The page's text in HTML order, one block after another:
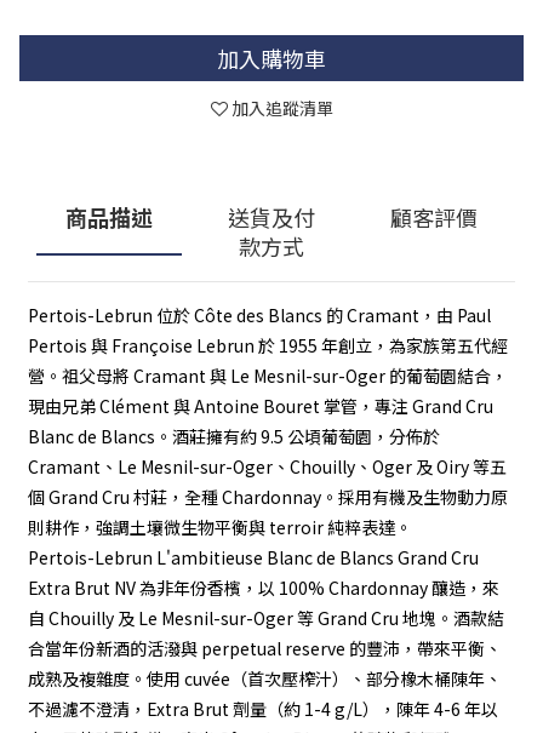
加入購物車
加入追蹤清單
商品描述
送貨及付
款方式
顧客評價
Pertois-Lebrun 位於 Côte des Blancs 的 Cramant，由 Paul
Pertois 與 Françoise Lebrun 於 1955 年創立，為家族第五代經
營。祖父母將 Cramant 與 Le Mesnil-sur-Oger 的葡萄園結合，
現由兄弟 Clément 與 Antoine Bouret 掌管，專注 Grand Cru
Blanc de Blancs。酒莊擁有約 9.5 公頃葡萄園，分佈於
Cramant、Le Mesnil-sur-Oger、Chouilly、Oger 及 Oiry 等五
個 Grand Cru 村莊，全種 Chardonnay。採用有機及生物動力原
則耕作，強調土壤微生物平衡與 terroir 純粹表達。
Pertois-Lebrun L'ambitieuse Blanc de Blancs Grand Cru
Extra Brut NV 為非年份香檳，以 100% Chardonnay 釀造，來
自 Chouilly 及 Le Mesnil-sur-Oger 等 Grand Cru 地塊。酒款結
合當年份新酒的活潑與 perpetual reserve 的豐沛，帶來平衡、
成熟及複雜度。使用 cuvée（首次壓榨汁）、部分橡木桶陳年、
不過濾不澄清，Extra Brut 劑量（約 1-4 g/L），陳年 4-6 年以